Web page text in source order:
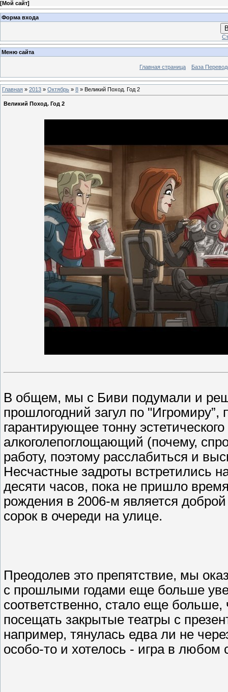
[Мой сайт]
Форма входа
Меню сайта
Главная страница База
Главная » 2013 » Октябрь » 8 » Великий Поход. Год 2
Великий Поход. Год 2
В общем, мы с Биви подумали и
прошлогодний загул по "Игромиру”,
гарантирующее тонну
алкоголепоглощающий (почему,
работу, поэтому расслабиться и
Несчастные задроты встретились
десяти часов, пока не пришло
рождения в 2006-м является
сорок в очереди на улице.
Преодолев это препятствие, мы
с прошлыми годами еще больше
соответственно, стало еще больше,
посещать закрытые театры с
например, тянулась едва ли не
особо-то и хотелось - игра в любом